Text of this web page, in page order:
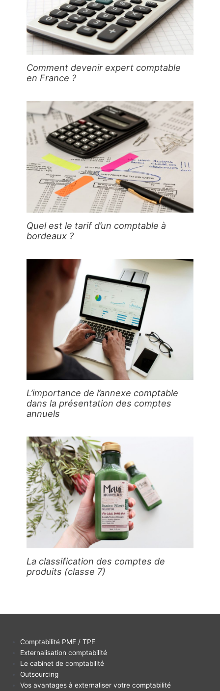
Comment devenir expert comptable
en France ?
Quel est le tarif d’un comptable à
bordeaux ?
L’importance de l’annexe comptable
dans la présentation des comptes
annuels
La classification des comptes de
produits (classe 7)
Comptabilité PME / TPE
Externalisation comptabilité
Le cabinet de comptabilité
Outsourcing
Vos avantages à externaliser votre comptabilité